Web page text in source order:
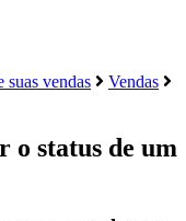
suas vendas
Vendas
o status de um